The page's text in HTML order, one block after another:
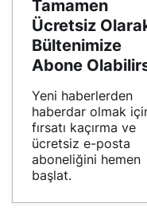
Tamamen
Ücretsiz
Bültenimize
Abone
Yeni haberlerden
haberdar olmak
fırsatı kaçırma ve
ücretsiz e-posta
aboneliğini hemen
başlat.